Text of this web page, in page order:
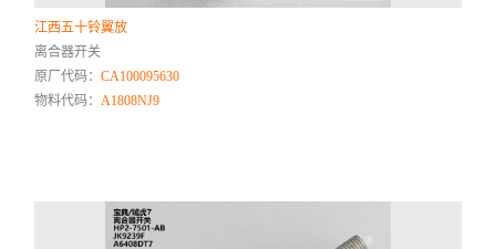
江西五十铃翼放
离合器开关
原厂代码：CA100095630
物料代码： A1808NJ9